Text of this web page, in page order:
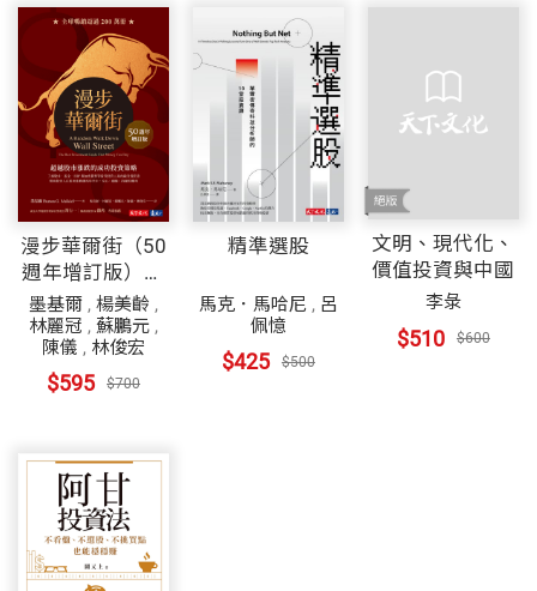
漫步華爾街（50
週年增訂版）：
超越股市漲跌的
成功投資策略
墨基爾, 楊美齡 ,
林麗冠 , 蘇鵬元,
陳儀 , 林俊宏
$595 $700
精準選股
馬克．馬哈尼, 呂
佩憶
$425 $500
文明、現代化、
價值投資與中國
李彔
$510 $600